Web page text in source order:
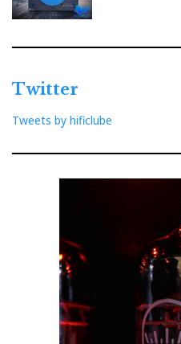
Twitter
Tweets by hificlube